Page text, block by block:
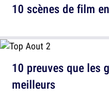
10 preuves que les
meilleurs
10 scènes de film